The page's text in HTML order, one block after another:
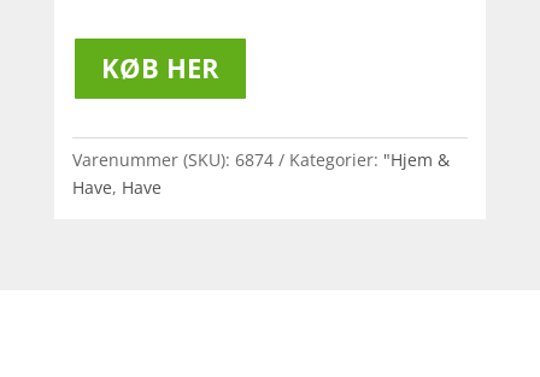
KØB HER
Varenummer (SKU): 6874 Kategorier: "Hjem &
Have, Have